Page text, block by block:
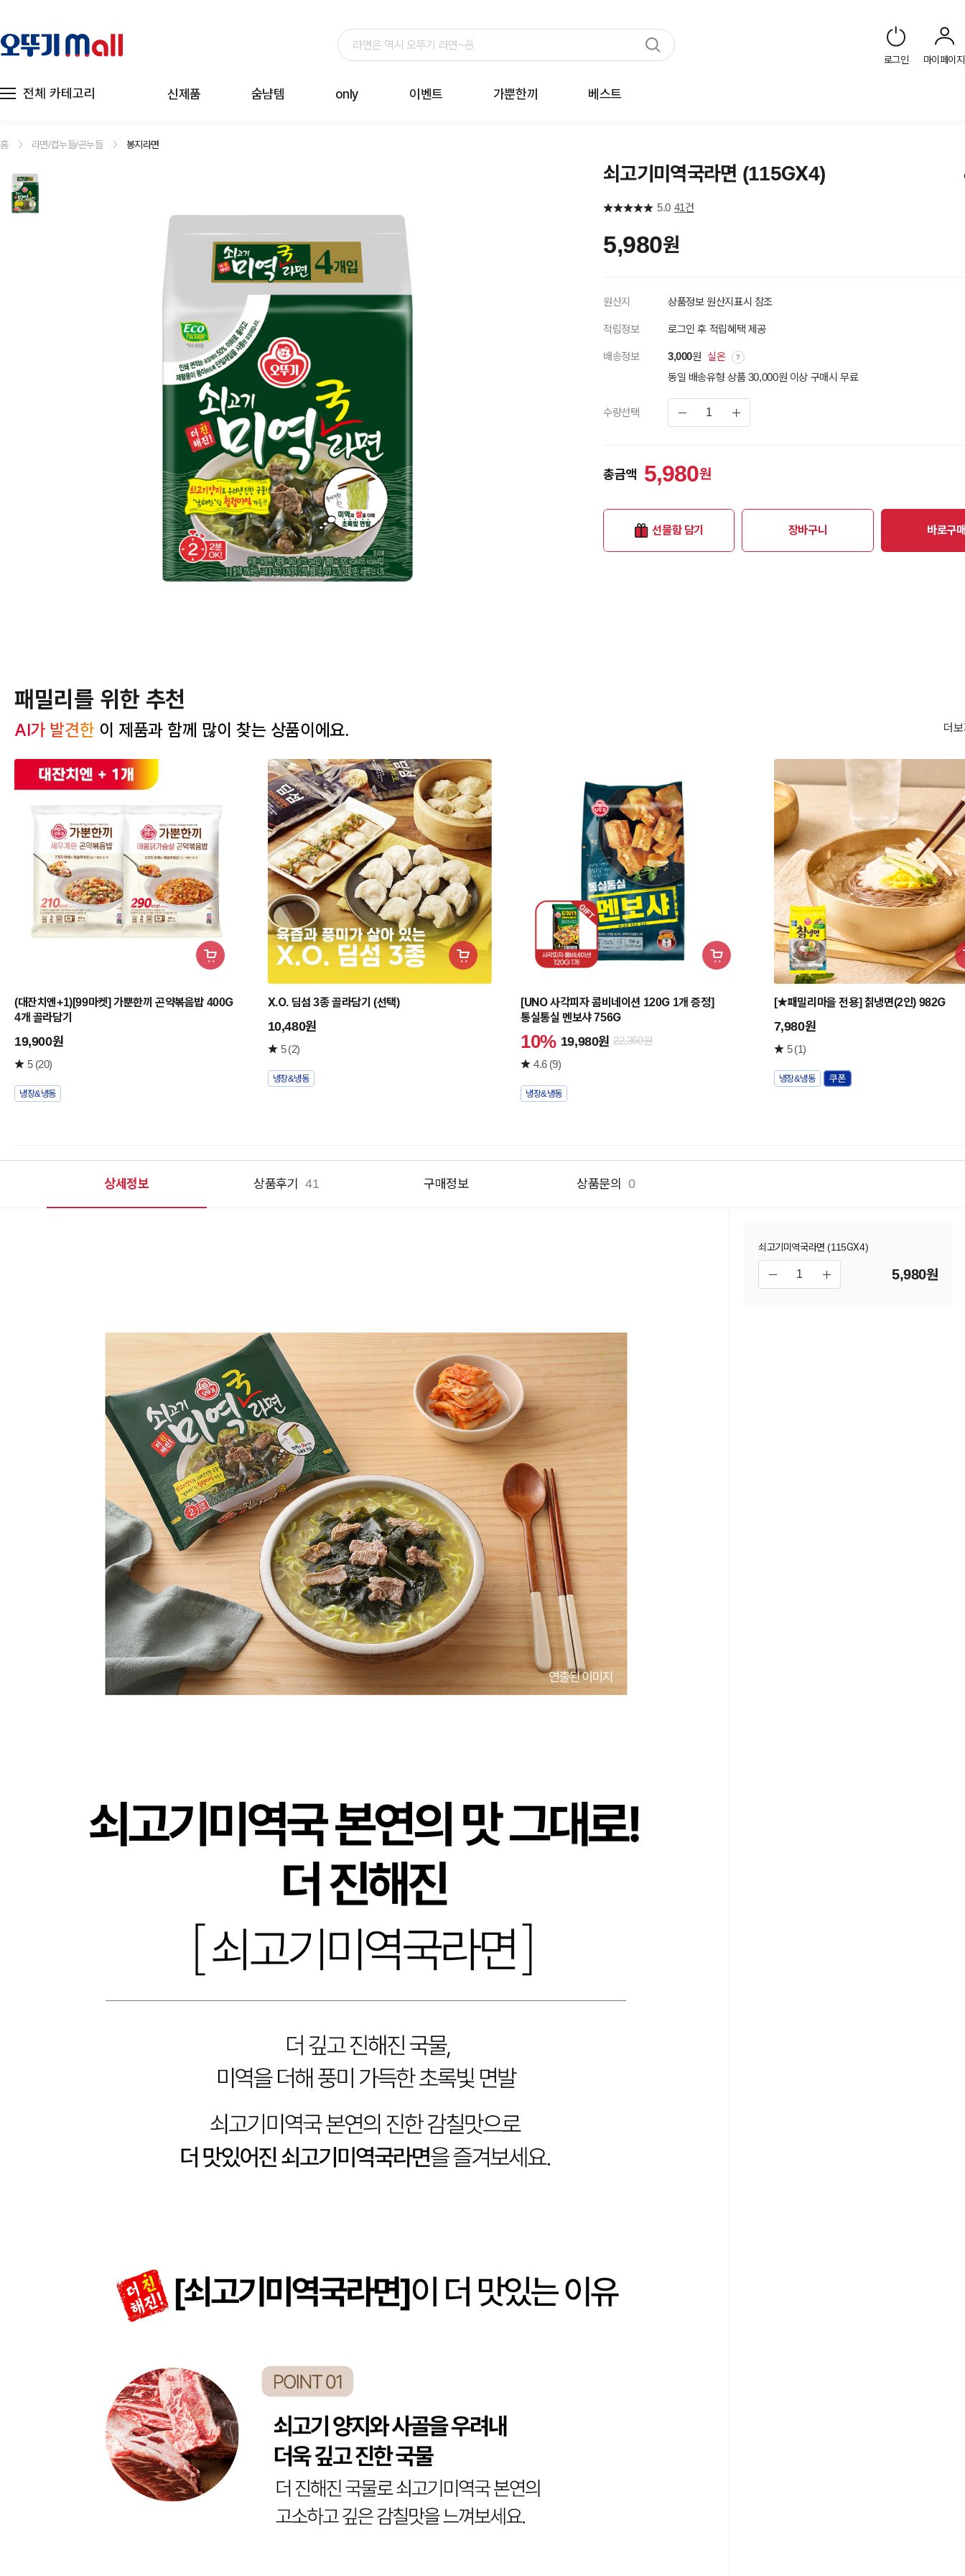
로그인 마이페이지
전체 카테고리 신제품 숨냠템 only 이벤트 가뿐한끼 베스트
홈 라면/컵누들/곤누들 봉지라면
쇠고기미역국라면 (115GX4)
5.0 41건
5,980원
원산지 상품정보 원산지표시 참조
적립정보 로그인 후 적립혜택 제공
배송정보 3,000원 실온
동일 배송유형 상품 30,000원 이상 구매시 무료
수량선택
총금액 5,980원
선물함 담기 장바구니 바로구
패밀리를 위한 추천
AI가 발견한 이 제품과 함께 많이 찾는 상품이에요. 더
(대잔치엔+1)[99마켓] 가뿐한끼 곤약볶음밥 400G
4개 골라담기
19,900원
5 (20)
냉장&냉동
장
바
담
X.O. 딤섬 3종 골라담기 (선택)
10,480원
5 (2)
냉장&냉동
장
바
[UNO 사각피자 콤비네이션 120G 1개 증정]
통실통실 멘보샤 756G
10% 19,980원 22,360원
4.6 (9)
냉장&냉동
장
바
담
[★패밀리마을 전용] 칡냉면(2인) 982G
7,980원
5 (1)
냉장&냉동
장
바
구
상세정보 상품후기 41 구매정보 상품문의 0
쇠고기미역국라면 (115GX4)
5,980원